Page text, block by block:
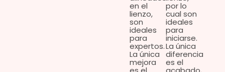
en el
lienzo,
son
ideales
para
expertos.
La única
mejora
por lo
cual son
ideales
para
iniciarse.
La única
diferencia
es el